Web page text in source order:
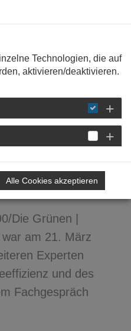
DETAIL
Die Grünen |
am 21. März
Experten
und des
Fachgespräch
Technologien, die auf
aktivieren/deaktivieren.
Alle Cookies akzeptieren